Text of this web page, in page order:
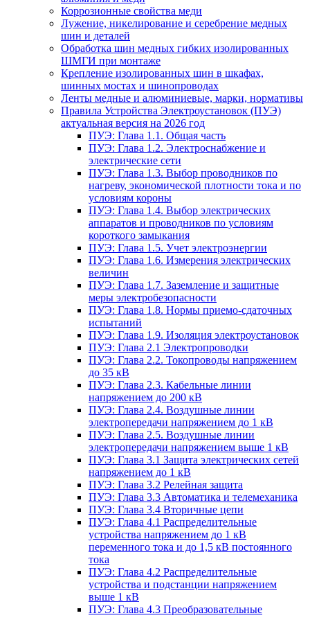
Коррозионные свойства меди
Лужение, никелирование и серебрение медных
шин и деталей
Обработка шин медных гибких изолированных
ШМГИ при монтаже
Крепление изолированных шин в шкафах,
шинных мостах и шинопроводах
Ленты медные и алюминиевые, марки, нормативы
Правила Устройства Электроустановок (ПУЭ)
актуальная версия на 2026 год
ПУЭ: Глава 1.1. Общая часть
ПУЭ: Глава 1.2. Электроснабжение и
электрические сети
ПУЭ: Глава 1.3. Выбор проводников по
нагреву, экономической плотности тока и по
условиям короны
ПУЭ: Глава 1.4. Выбор электрических
аппаратов и проводников по условиям
короткого замыкания
ПУЭ: Глава 1.5. Учет электроэнергии
ПУЭ: Глава 1.6. Измерения электрических
величин
ПУЭ: Глава 1.7. Заземление и защитные
меры электробезопасности
ПУЭ: Глава 1.8. Нормы приемо-сдаточных
испытаний
ПУЭ: Глава 1.9. Изоляция электроустановок
ПУЭ: Глава 2.1 Электропроводки
ПУЭ: Глава 2.2. Токопроводы напряжением
до 35 кВ
ПУЭ: Глава 2.3. Кабельные линии
напряжением до 200 кВ
ПУЭ: Глава 2.4. Воздушные линии
электропередачи напряжением до 1 кВ
ПУЭ: Глава 2.5. Воздушные линии
электропередачи напряжением выше 1 кВ
ПУЭ: Глава 3.1 Защита электрических сетей
напряжением до 1 кВ
ПУЭ: Глава 3.2 Релейная защита
ПУЭ: Глава 3.3 Автоматика и телемеханика
ПУЭ: Глава 3.4 Вторичные цепи
ПУЭ: Глава 4.1 Распределительные
устройства напряжением до 1 кВ
переменного тока и до 1,5 кВ постоянного
тока
ПУЭ: Глава 4.2 Распределительные
устройства и подстанции напряжением
выше 1 кВ
ПУЭ: Глава 4.3 Преобразовательные